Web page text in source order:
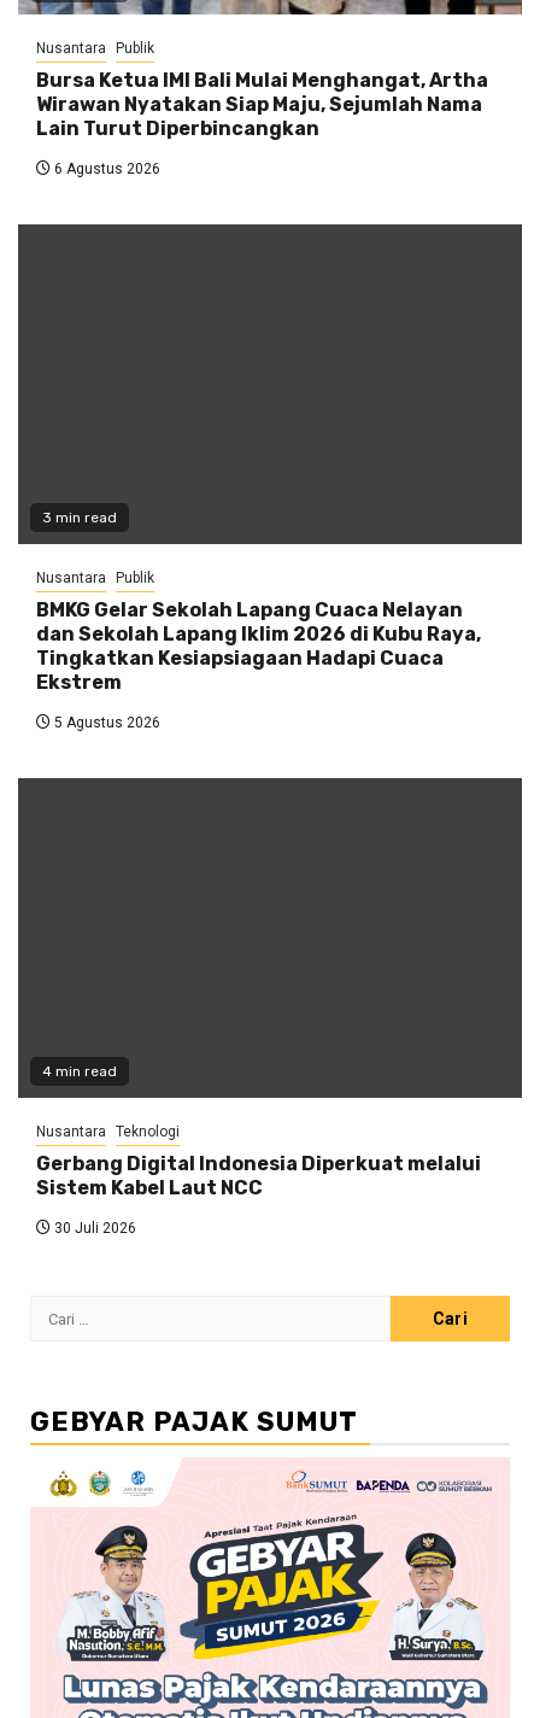
Nusantara Publik
Bursa Ketua IMI Bali Mulai Menghangat, Artha
Wirawan Nyatakan Siap Maju, Sejumlah Nama
Lain Turut Diperbincangkan
6 Agustus 2026
3 min read
Nusantara Publik
BMKG Gelar Sekolah Lapang Cuaca Nelayan
dan Sekolah Lapang Iklim 2026 di Kubu Raya,
Tingkatkan Kesiapsiagaan Hadapi Cuaca
Ekstrem
5 Agustus 2026
4 min read
Nusantara Teknologi
Gerbang Digital Indonesia Diperkuat melalui
Sistem Kabel Laut NCC
30 Juli 2026
Cari
GEBYAR PAJAK SUMUT